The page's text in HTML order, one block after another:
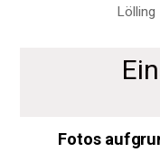
Lölling
Fotos